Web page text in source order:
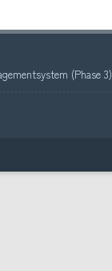
(Phase 3)